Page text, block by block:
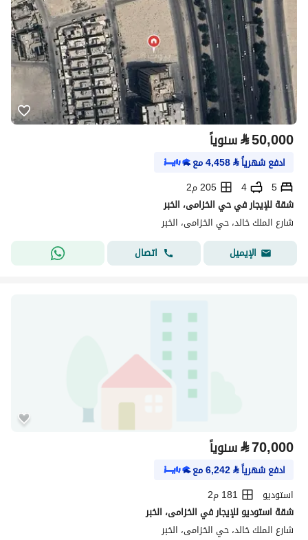
⃁50,000 سنوياً
ادفع شهرياً⃁
4,458مع
5
4
205 م2
شقة للإيجار في حي الخزامى، الخبر
شارع الملك خالد، حي الخزامى، الخبر
الإيميل
اتصال
⃁70,000 سنوياً
ادفع شهرياً⃁
6,242مع
استوديو
181 م2
شقة استوديو للإيجار في الخزامى، الخبر
شارع الملك خالد، حي الخزامى، الخبر